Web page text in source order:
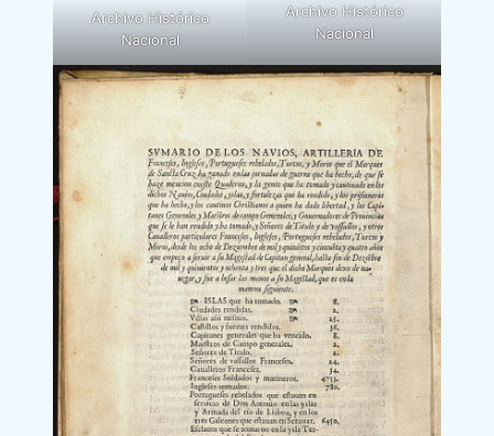
Archivo Histórico
Nacional
Archivo Histórico
Nacional